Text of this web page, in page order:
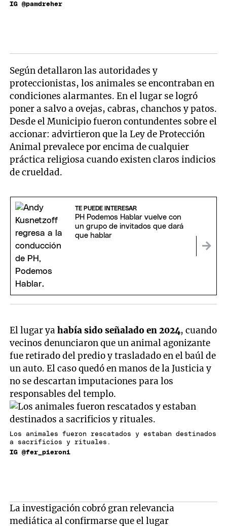
IG @pamdreher
Según detallaron las autoridades y
proteccionistas, los animales se encontraban en
condiciones alarmantes. En el lugar se logró
poner a salvo a ovejas, cabras, chanchos y patos.
Desde el Municipio fueron contundentes sobre el
accionar: advirtieron que la Ley de Protección
Animal prevalece por encima de cualquier
práctica religiosa cuando existen claros indicios
de crueldad.
TE PUEDE INTERESAR
PH Podemos Hablar vuelve con
un grupo de invitados que dará
que hablar
El lugar yahabía sido señalado en 2024, cuando
vecinos denunciaron que un animal agonizante
fue retirado del predio y trasladado en el baúl de
un auto. El caso quedó en manos de la Justicia y
no se descartan imputaciones para los
responsables del templo.
Los animales fueron rescatados y estaban destinados
a sacrificios y rituales.
IG @fer_pieroni
La investigación cobró gran relevancia
mediática al confirmarse que el lugar